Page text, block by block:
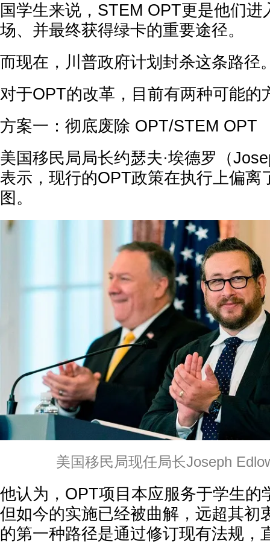
国学生来说，STEM OPT更是他们进
场、并最终获得绿卡的重要途径。
而现在，川普政府计划封杀这条路径
对于OPT的改革，目前有两种可能的
方案一：彻底废除 OPT/STEM OPT
美国移民局局长约瑟夫·埃德罗（
表示，现行的OPT政策在执行上偏离
图。
美国移民局现任局长Joseph
他认为，OPT项目本应服务于学生的
但如今的实施已经被曲解，远超其初
的第一种路径是通过修订现有法规，